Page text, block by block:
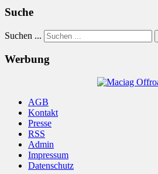
Suche
Suchen ...
Werbung
AGB
Kontakt
Presse
RSS
Admin
Impressum
Datenschutz